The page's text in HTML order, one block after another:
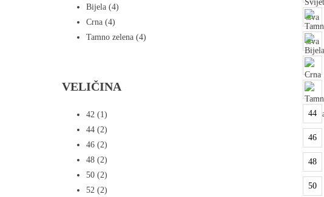
44
46
48
50
Bijela (4)
Crna (4)
Tamno zelena (4)
VELIČINA
42 (1)
44 (2)
46 (2)
48 (2)
50 (2)
52 (2)